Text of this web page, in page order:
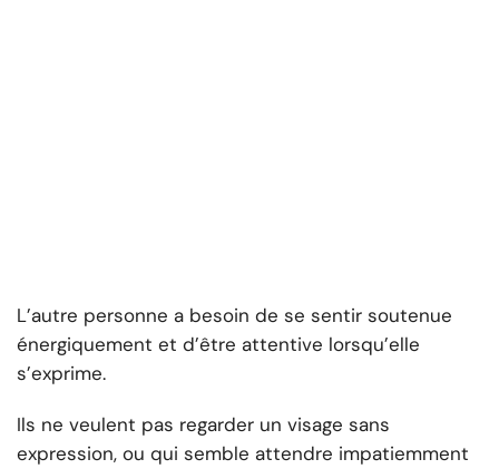
L’autre personne a besoin de se sentir soutenue
énergiquement et d’être attentive lorsqu’elle
s’exprime.
Ils ne veulent pas regarder un visage sans
expression, ou qui semble attendre impatiemment